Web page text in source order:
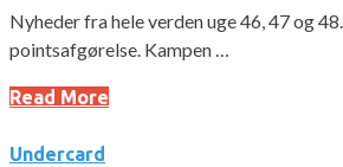
Nyheder fra hele verden uge 46, 47 og
pointsafgørelse. Kampen …
Read More
Undercard